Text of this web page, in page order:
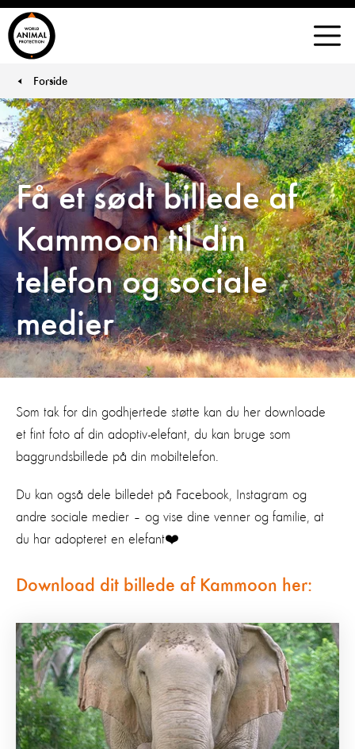
Forside
Få et sødt billede af
Kammoon til din
telefon og sociale
medier
Som tak for din godhjertede støtte kan du her downloade
et fint foto af din adoptiv-elefant, du kan bruge som
baggrundsbillede på din mobiltelefon.
Du kan også dele billedet på Facebook, Instagram og
andre sociale medier – og vise dine venner og familie, at
du har adopteret en elefant❤️
Download dit billede af Kammoon her: